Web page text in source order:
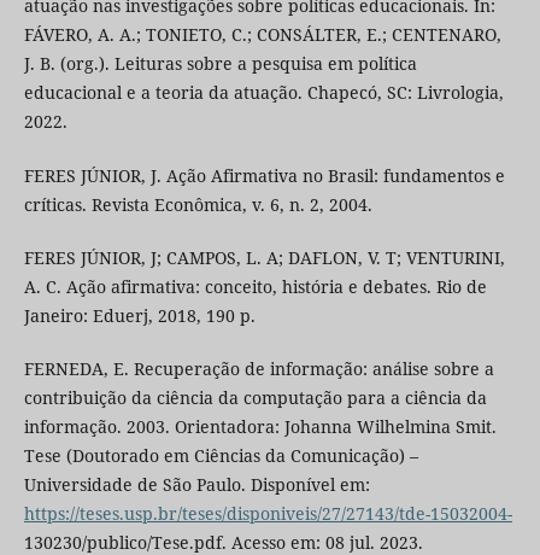
atuação nas investigações sobre políticas educacionais. In:
FÁVERO, A. A.; TONIETO, C.; CONSÁLTER, E.; CENTENARO,
J. B. (org.). Leituras sobre a pesquisa em política
educacional e a teoria da atuação. Chapecó, SC: Livrologia,
2022.
FERES JÚNIOR, J. Ação Afirmativa no Brasil: fundamentos e
críticas. Revista Econômica, v. 6, n. 2, 2004.
FERES JÚNIOR, J; CAMPOS, L. A; DAFLON, V. T; VENTURINI,
A. C. Ação afirmativa: conceito, história e debates. Rio de
Janeiro: Eduerj, 2018, 190 p.
FERNEDA, E. Recuperação de informação: análise sobre a
contribuição da ciência da computação para a ciência da
informação. 2003. Orientadora: Johanna Wilhelmina Smit.
Tese (Doutorado em Ciências da Comunicação) –
Universidade de São Paulo. Disponível em:
https://teses.usp.br/teses/disponiveis/27/27143/tde-15032004-
130230/publico/Tese.pdf. Acesso em: 08 jul. 2023.